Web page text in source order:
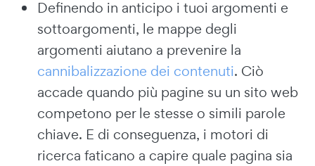
Definendo in anticipo i tuoi argomenti e
sottoargomenti, le mappe degli
argomenti aiutano a prevenire la
cannibalizzazione dei contenuti. Ciò
accade quando più pagine su un sito web
competono per le stesse o simili parole
chiave. E di conseguenza, i motori di
ricerca faticano a capire quale pagina sia